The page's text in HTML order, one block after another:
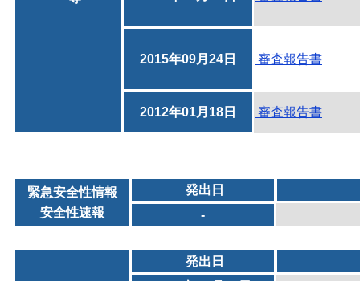
2015年09月24日 審査報告書
2012年01月18日 審査報告書
緊急安全性情報
安全性速報
発出日
-
発出日